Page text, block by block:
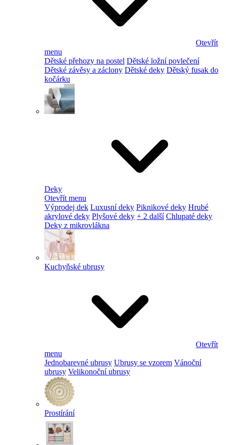
Otevřít
menu
Dětské přehozy na postel Dětské ložní povlečení
Dětské závěsy a záclony Dětské deky Dětský fusak do
kočárku
Deky
Otevřít menu
Výprodej dek Luxusní deky Piknikové deky Hrubé
akrylové deky Plyšové deky + 2 další Chlupaté deky
Deky z mikrovlákna
Kuchyňské ubrusy
Otevřít
menu
Jednobarevné ubrusy Ubrusy se vzorem Vánoční
ubrusy Velikonoční ubrusy
Prostírání